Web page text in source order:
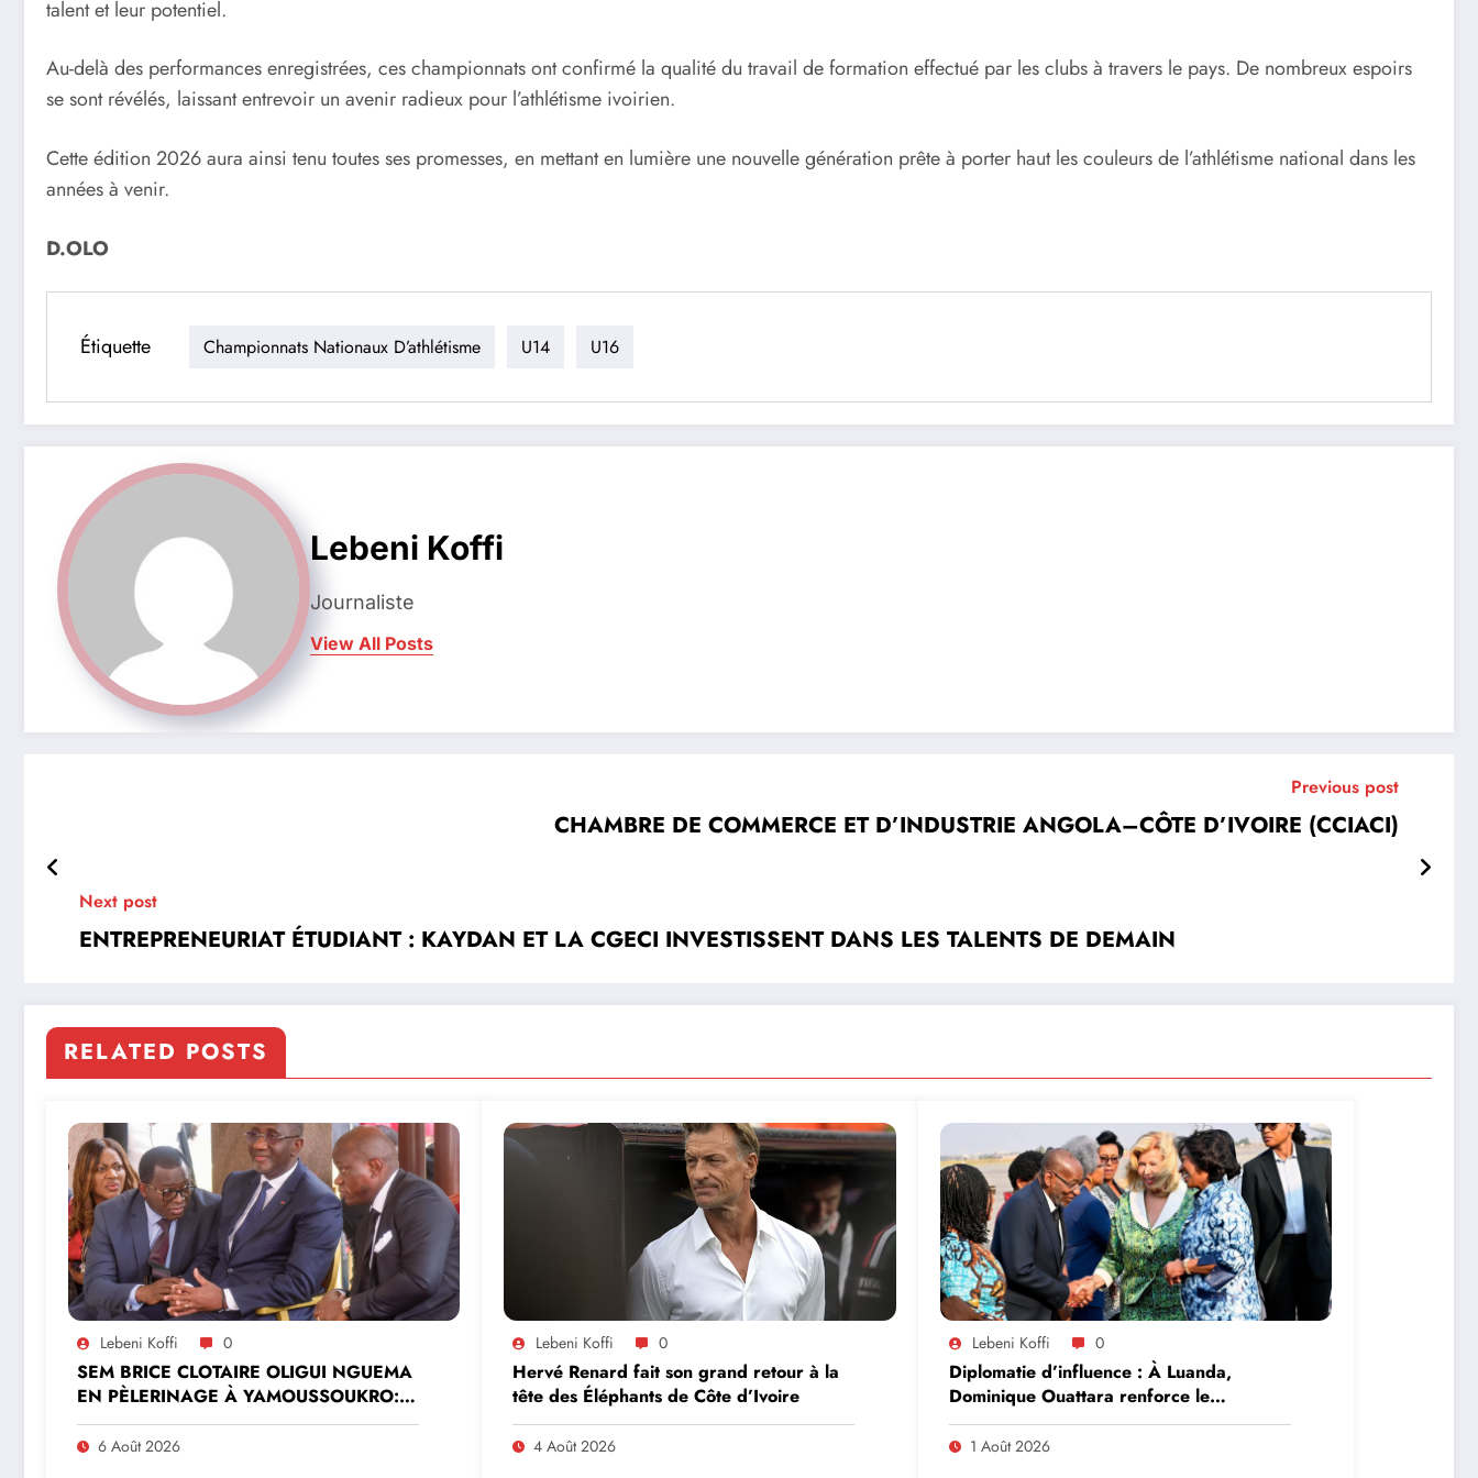
talent et leur potentiel.
Au-delà des performances enregistrées, ces championnats ont confirmé la qualité du travail de formation effectué par les clubs à travers le pays. De nombreux espoirs
se sont révélés, laissant entrevoir un avenir radieux pour l’athlétisme ivoirien.
Cette édition 2026 aura ainsi tenu toutes ses promesses, en mettant en lumière une nouvelle génération prête à porter haut les couleurs de l’athlétisme national dans les
années à venir.
D.OLO
Étiquette Championnats Nationaux D’athlétisme U14 U16
Lebeni Koffi
Journaliste
View All Posts
Previous post
CHAMBRE DE COMMERCE ET D’INDUSTRIE ANGOLA–CÔTE D’IVOIRE (CCIACI)
Next post
ENTREPRENEURIAT ÉTUDIANT : KAYDAN ET LA CGECI INVESTISSENT DANS LES TALENTS DE DEMAIN
RELATED POSTS
Lebeni Koffi 0
SEM BRICE CLOTAIRE OLIGUI NGUEMA
EN PÈLERINAGE À YAMOUSSOUKRO:LE
MINISTRE PAULIN CLAUDE DANHO
PREND PART À LA CÉRÉMONIE
6 Août 2026
Lebeni Koffi 0
Hervé Renard fait son grand retour à la
tête des Éléphants de Côte d’Ivoire
4 Août 2026
Lebeni Koffi 0
Diplomatie d’influence : À Luanda,
Dominique Ouattara renforce le
leadership solidaire de la Côte d’Ivoire
en Afrique
1 Août 2026